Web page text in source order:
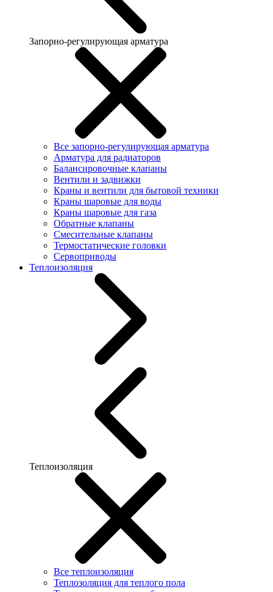
Запорно-регулирующая арматура
Все запорно-регулирующая арматура
Арматура для радиаторов
Балансировочные клапаны
Вентили и задвижки
Краны и вентили для бытовой техники
Краны шаровые для воды
Краны шаровые для газа
Обратные клапаны
Смесительные клапаны
Термостатические головки
Сервоприводы
Теплоизоляция
Теплоизоляция
Все теплоизоляция
Теплозоляция для теплого пола